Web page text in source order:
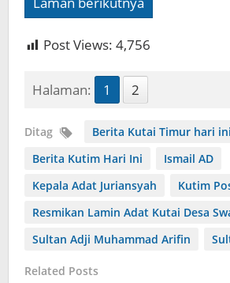
Post Views: 4,756
Halaman: 1 2
Ditag
Berita Kutai Timur hari ini
Berita Kutim Hari Ini
Ismail AD
Kepala Adat Juriansyah
Kutim
Resmikan Lamin Adat Kutai Desa
Sultan Adji Muhammad Arifin
Related Posts